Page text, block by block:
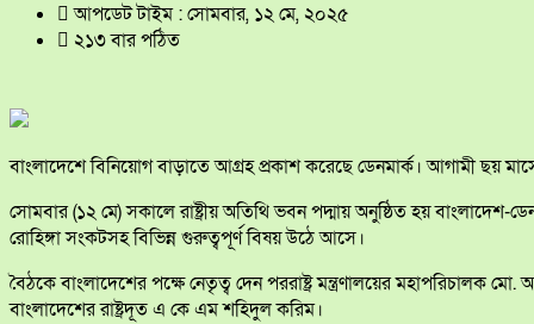
আপডেট টাইম : সোমবার, ১২ মে, ২০২৫
২১৩ বার পঠিত
বাংলাদেশে বিনিয়োগ বাড়াতে আগ্রহ প্রকাশ করেছে ডেনমার্ক। আগামী ছয়
সোমবার (১২ মে) সকালে রাষ্ট্রীয় অতিথি ভবন পদ্মায় অনুষ্ঠিত হয়
রোহিঙ্গা সংকটসহ বিভিন্ন গুরুত্বপূর্ণ বিষয় উঠে আসে।
বৈঠকে বাংলাদেশের পক্ষে নেতৃত্ব দেন পররাষ্ট্র মন্ত্রণালয়ের মহাপরিচালক
বাংলাদেশের রাষ্ট্রদূত এ কে এম শহিদুল করিম।